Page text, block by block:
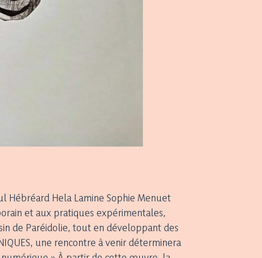
Hébréard Hela Lamine Sophie Menuet
et aux pratiques expérimentales,
de Paréidolie, tout en développant des
une rencontre à venir déterminera